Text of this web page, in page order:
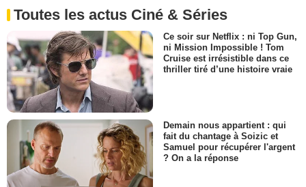
Toutes les actus Ciné & Séries
Ce soir sur Netflix : ni Top Gun,
ni Mission Impossible ! Tom
Cruise est irrésistible dans ce
thriller tiré d’une histoire vraie
Demain nous appartient : qui
fait du chantage à Soizic et
Samuel pour récupérer l'argent
? On a la réponse